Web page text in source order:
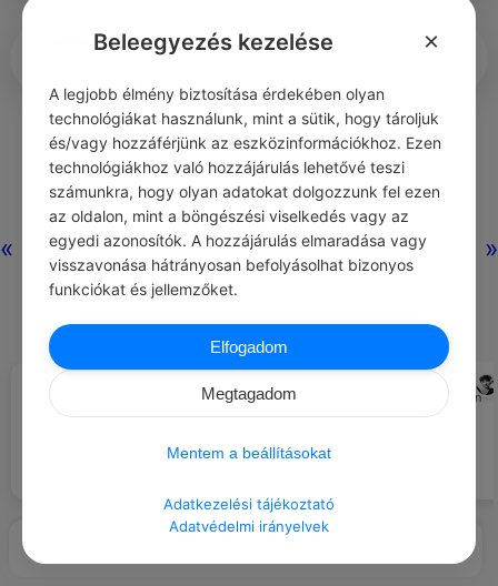
« »
0 287
Nincs még hozzászólás.
#NAPI TIPP
Készíts összefoglalót a fontos
mindenki tisztában legyen a
SHIRLEY MACLAINE
Ha azon kesergek, amit korábban
tettem, vagy attól félek, ami a
mindegyik a jelenben okoz
Beleegyezés kezelése ×
A legjobb élmény biztosítása érdekében olyan
technológiákat használunk, mint a sütik, hogy tároljuk
és/vagy hozzáférjünk az eszközinformációkhoz. Ezen
technológiákhoz való hozzájárulás lehetővé teszi
számunkra, hogy olyan adatokat dolgozzunk fel ezen
az oldalon, mint a böngészési viselkedés vagy az
egyedi azonosítók. A hozzájárulás elmaradása vagy
visszavonása hátrányosan befolyásolhat bizonyos
funkciókat és jellemzőket.
Elfogadom
Megtagadom
Mentem a beállításokat
Adatkezelési tájékoztató
Adatvédelmi irányelvek